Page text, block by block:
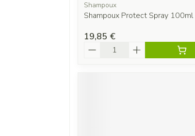
Shampoux
Shampoux Protect Spray 100ml
19,85 €
Quantité